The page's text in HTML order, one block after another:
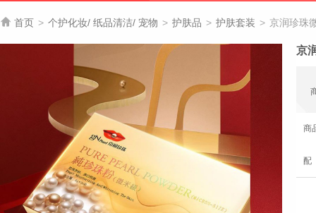
 首页 > 个护化妆/ 纸品清洁/ 宠物 > 护肤品 > 护肤套装 > 京润珍珠
京
商